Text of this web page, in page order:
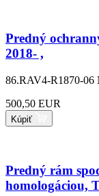
Predný
2018- ,
86.RAV4-R1870-06
500,50 EUR
Kúpiť
Predný rám
homologáciou,